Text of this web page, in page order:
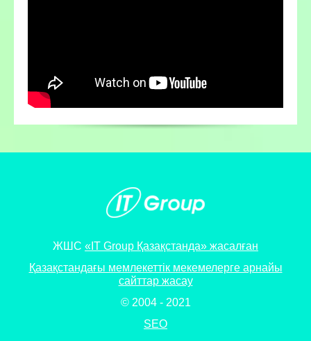
ЖШС «IT Group Қазақстанда» жасалған
Қазақстандағы мемлекеттік мекемелерге арнайы
сайттар жасау
© 2004 - 2021
SEO